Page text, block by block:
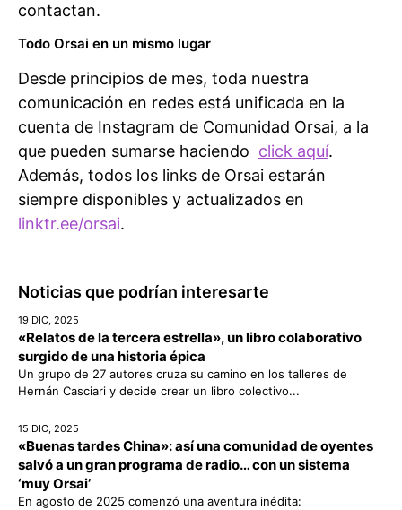
contactan.
Todo Orsai en un mismo lugar
Desde principios de mes, toda nuestra
comunicación en redes está unificada en la
cuenta de Instagram de Comunidad Orsai, a la
que pueden sumarse haciendo click aquí.
Además, todos los links de Orsai estarán
siempre disponibles y actualizados en
linktr.ee/orsai.
Noticias que podrían interesarte
19 DIC, 2025
«Relatos de la tercera estrella», un libro colaborativo
surgido de una historia épica
Un grupo de 27 autores cruza su camino en los talleres de
Hernán Casciari y decide crear un libro colectivo...
15 DIC, 2025
«Buenas tardes China»: así una comunidad de oyentes
salvó a un gran programa de radio… con un sistema
‘muy Orsai’
En agosto de 2025 comenzó una aventura inédita: